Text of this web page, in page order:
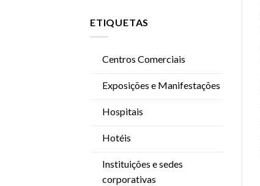
ETIQUETAS
Centros Comerciais
Exposições e Manifestações
Hospitais
Hotéis
Instituições e sedes
corporativas